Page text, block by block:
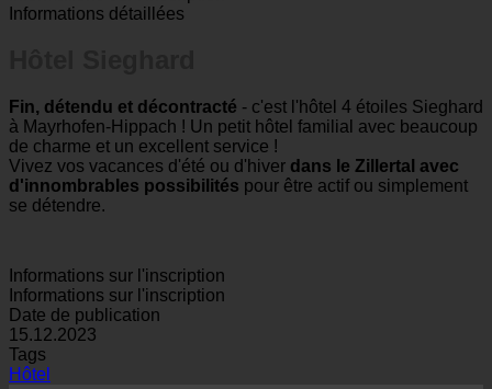
Informations détaillées
Fin, détendu et décontracté - c'est l'hôtel 4 étoiles Sieghard
à Mayrhofen-Hippach ! Un petit hôtel familial avec beaucoup
de charme et un excellent service !
Vivez vos vacances d'été ou d'hiver dans le Zillertal avec
d'innombrables possibilités pour être actif ou simplement
se détendre.
Informations sur l'inscription
Informations sur l'inscription
Date de publication
15.12.2023
Tags
Hôtel